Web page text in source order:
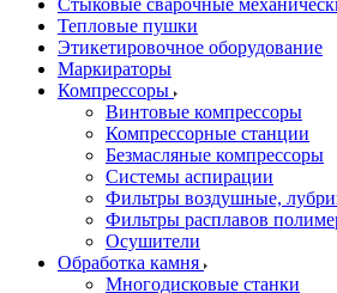
Стыковые сварочные
Тепловые пушки
Этикетировочное оборудование
Маркираторы
Компрессоры
Винтовые компрессоры
Компрессорные станции
Безмасляные компрессоры
Системы аспирации
Фильтры воздушные,
Фильтры расплавов
Осушители
Обработка камня
Многодисковые станки